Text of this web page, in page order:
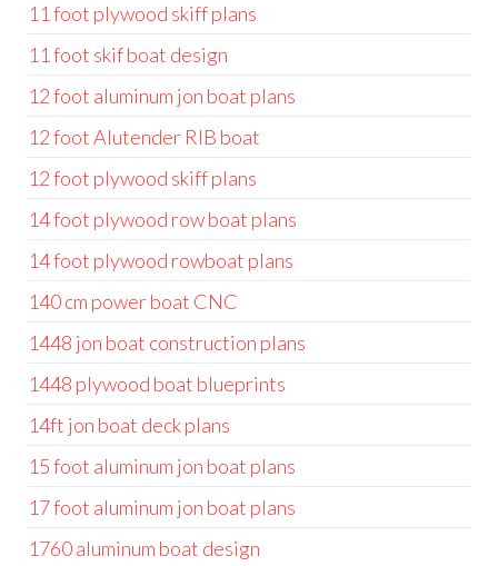
11 foot plywood skiff plans
11 foot skif boat design
12 foot aluminum jon boat plans
12 foot Alutender RIB boat
12 foot plywood skiff plans
14 foot plywood row boat plans
14 foot plywood rowboat plans
140 cm power boat CNC
1448 jon boat construction plans
1448 plywood boat blueprints
14ft jon boat deck plans
15 foot aluminum jon boat plans
17 foot aluminum jon boat plans
1760 aluminum boat design